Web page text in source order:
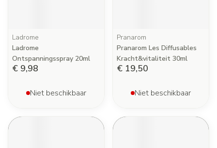
Ladrome
Ladrome
Ontspanningsspray 20ml
€ 9,98
Niet beschikbaar
Pranarom
Pranarom Les Diffusables
Kracht&vitaliteit 30ml
€ 19,50
Niet beschikbaar